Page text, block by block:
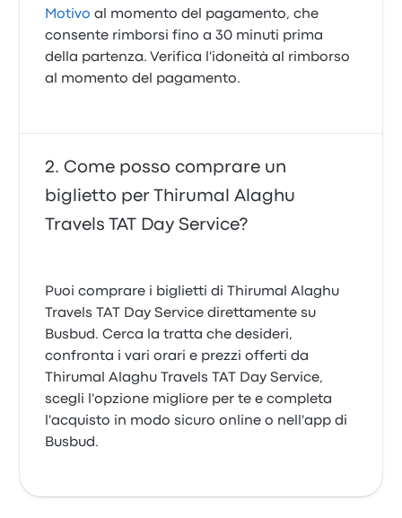
Motivo al momento del pagamento, che
consente rimborsi fino a 30 minuti prima
della partenza. Verifica l'idoneità al rimborso
al momento del pagamento.
Come posso comprare un
biglietto per Thirumal Alaghu
Travels TAT Day Service?
Puoi comprare i biglietti di Thirumal Alaghu
Travels TAT Day Service direttamente su
Busbud. Cerca la tratta che desideri,
confronta i vari orari e prezzi offerti da
Thirumal Alaghu Travels TAT Day Service,
scegli l'opzione migliore per te e completa
l'acquisto in modo sicuro online o nell'app di
Busbud.